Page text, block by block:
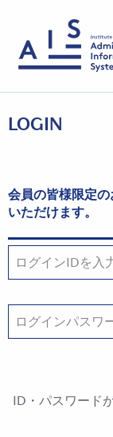
LOGIN
会員の皆様限定
いただけます。
ID・パスワード